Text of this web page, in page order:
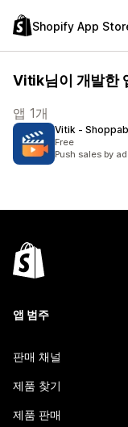
Shopify App
Vitik님이 개발한
앱 1개
Vitik ‑
Free
Push sales by
앱 범주
판매 채널
제품 찾기
제품 판매